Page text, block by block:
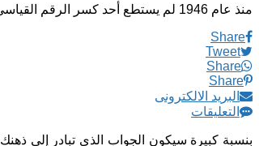
منذ عام 1946 لم يستطع أحد كسر الرقم القياسي لعدد الكلمات في الدقيقة لستيللا باجوناس جرناند
Share
Tweet
Share
Share
البريد الالكترونى
التعليقات